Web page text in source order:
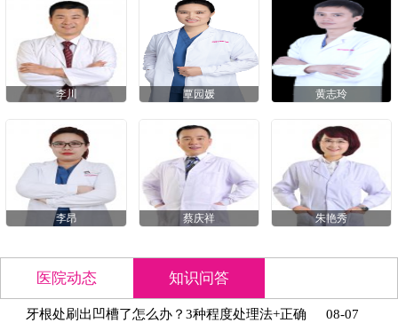
李川 覃园媛 黄志玲
李昂 蔡庆祥 朱艳秀
医院动态 知识问答
牙根处刷出凹槽了怎么办？3种程度处理法+正确 08-07